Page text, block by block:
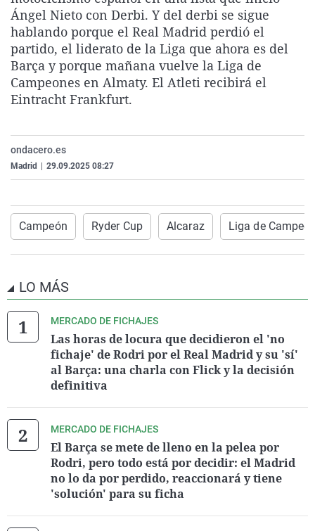
La rosa de los vientos
Gente viajera
Como el perro y el
Caso
Retornados
Equipo de
Operación Viuda
Extremadura
Galicia
La Rioja
Navarra
Virales
Televisión
Elecciones
Ángel Nieto con Derbi. Y del derbi se sigue
hablando porque el Real Madrid perdió el
partido, el liderato de la Liga que ahora es del
Barça y porque mañana vuelve la Liga de
Campeones en Almaty. El Atleti recibirá el
Eintracht Frankfurt.
ondacero.es
Madrid 29.09.2025 08:27
Campeón Ryder Cup Alcaraz Liga de
LO MÁS
MERCADO DE FICHAJES
Las horas de locura que decidieron el 'no
fichaje' de Rodri por el Real Madrid y su 'sí'
al Barça: una charla con Flick y la decisión
definitiva
MERCADO DE FICHAJES
El Barça se mete de lleno en la pelea por
Rodri, pero todo está por decidir: el Madrid
no lo da por perdido, reaccionará y tiene
'solución' para su ficha